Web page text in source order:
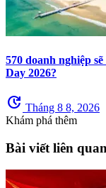
570 doanh nghiệp
Day 2026?
update Tháng 8 8, 2026
Khám phá thêm
Bài viết liên quan